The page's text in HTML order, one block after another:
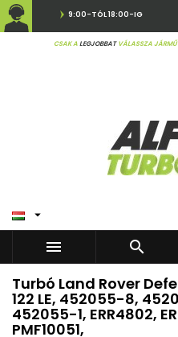
9:00-TÓL 18:00-IG
CSAK ALEGJOBBATVÁLASSZA

 
Turbó Land Rover
122 LE, 452055-8,
452055-1, ERR4802,
PMF10051,